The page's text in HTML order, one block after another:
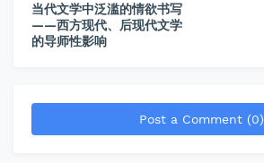
当代文学中泛滥的情欲书写
——西方现代、后现代文学
的导师性影响
Post a Comment (0)